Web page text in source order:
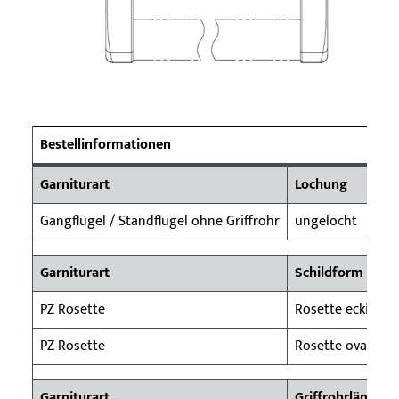
Bestellinformationen
Garniturart
Lochung
Gangflügel / Standflügel ohne Griffrohr
ungelocht
Garniturart Schildform
PZ Rosette
Rosette eckig
PZ Rosette
Rosette oval